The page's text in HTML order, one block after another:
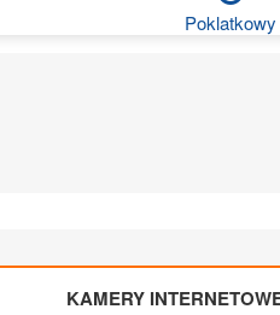
Poklatkowy
KAMERY